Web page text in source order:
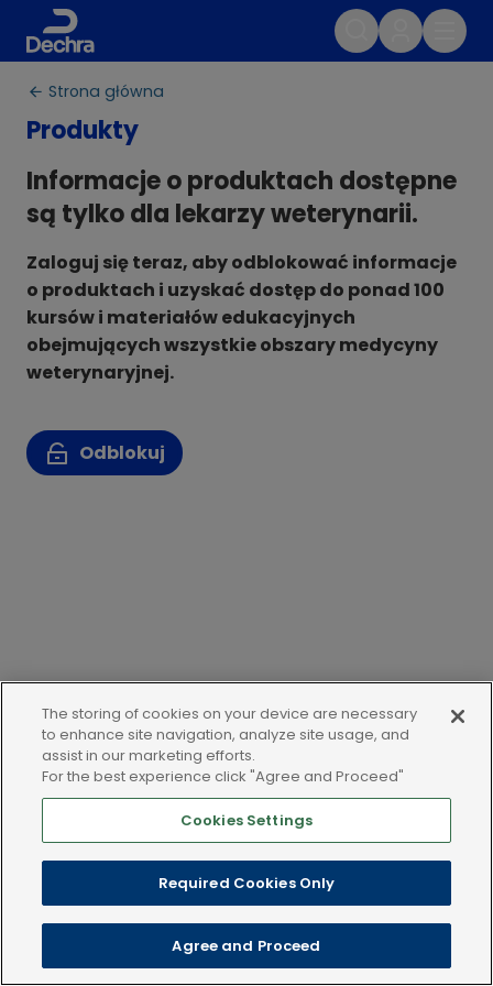
Strona główna
Produkty
Informacje o produktach dostępne
są tylko dla lekarzy weterynarii.
Zaloguj się teraz, aby odblokować informacje
o produktach i uzyskać dostęp do ponad 100
kursów i materiałów edukacyjnych
obejmujących wszystkie obszary medycyny
weterynaryjnej.
Odblokuj
LEGAL AND POLICIES
Copyright © 2025 Dechra Veterinary Products. Wszelkie prawa
The storing of cookies on your device are necessary
to enhance site navigation, analyze site usage, and
assist in our marketing efforts.
For the best experience click "Agree and Proceed"
Cookies Settings
Required Cookies Only
Agree and Proceed